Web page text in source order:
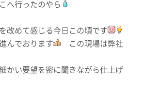
へ行ったのやら
改めて感じる今日この頃です
んでおります
この現場は弊社
かい要望を密に聞きながら仕上げ